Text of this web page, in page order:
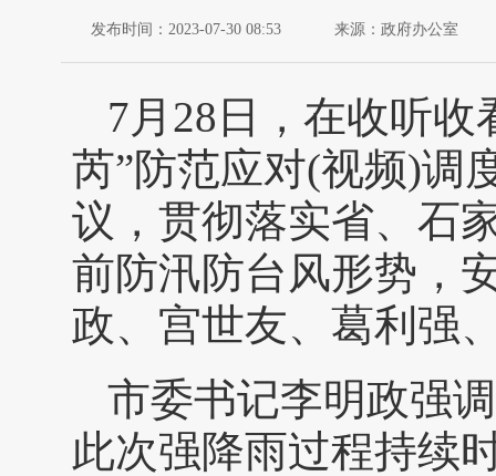
发布时间：2023-07-30 08:53 来源：政府办公室
7月28日，在收听
芮”防范应对(视频)调
议，贯彻落实省、石
前防汛防台风形势，
政、宫世友、葛利强
市委书记李明政强
此次强降雨过程持续